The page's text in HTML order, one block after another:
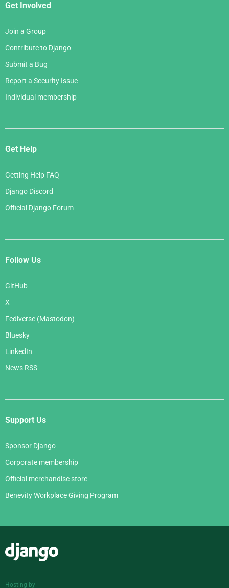
Get Involved
Join a Group
Contribute to Django
Submit a Bug
Report a Security Issue
Individual membership
Get Help
Getting Help FAQ
Django Discord
Official Django Forum
Follow Us
GitHub
X
Fediverse (Mastodon)
Bluesky
LinkedIn
News RSS
Support Us
Sponsor Django
Corporate membership
Official merchandise store
Benevity Workplace Giving Program
Hosting by